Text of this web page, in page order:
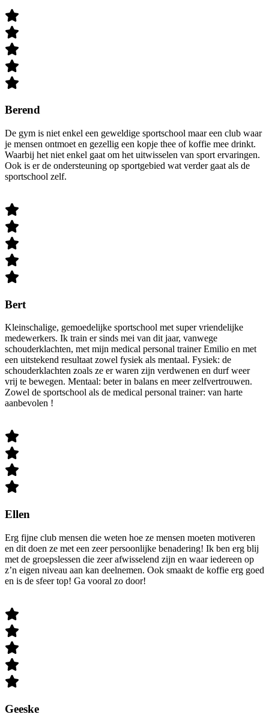
Berend
De gym is niet enkel een geweldige sportschool maar een club waar
je mensen ontmoet en gezellig een kopje thee of koffie mee drinkt.
Waarbij het niet enkel gaat om het uitwisselen van sport ervaringen.
Ook is er de ondersteuning op sportgebied wat verder gaat als de
sportschool zelf.
Bert
Kleinschalige, gemoedelijke sportschool met super vriendelijke
medewerkers. Ik train er sinds mei van dit jaar, vanwege
schouderklachten, met mijn medical personal trainer Emilio en met
een uitstekend resultaat zowel fysiek als mentaal. Fysiek: de
schouderklachten zoals ze er waren zijn verdwenen en durf weer
vrij te bewegen. Mentaal: beter in balans en meer zelfvertrouwen.
Zowel de sportschool als de medical personal trainer: van harte
aanbevolen !
Ellen
Erg fijne club mensen die weten hoe ze mensen moeten motiveren
en dit doen ze met een zeer persoonlijke benadering! Ik ben erg blij
met de groepslessen die zeer afwisselend zijn en waar iedereen op
z’n eigen niveau aan kan deelnemen. Ook smaakt de koffie erg goed
en is de sfeer top! Ga vooral zo door!
Geeske